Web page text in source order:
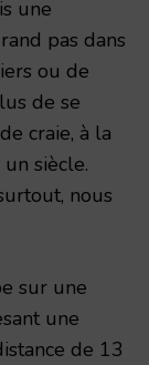
une
pas dans
ou de
de se
craie, à la
siècle.
nous
sur une
une
de 13